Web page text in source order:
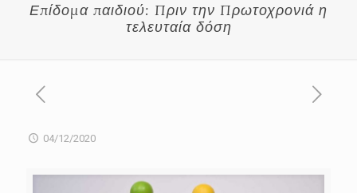
Επίδομα παιδιού: Πριν την Πρωτοχρονιά η
τελευταία δόση
04/12/2020